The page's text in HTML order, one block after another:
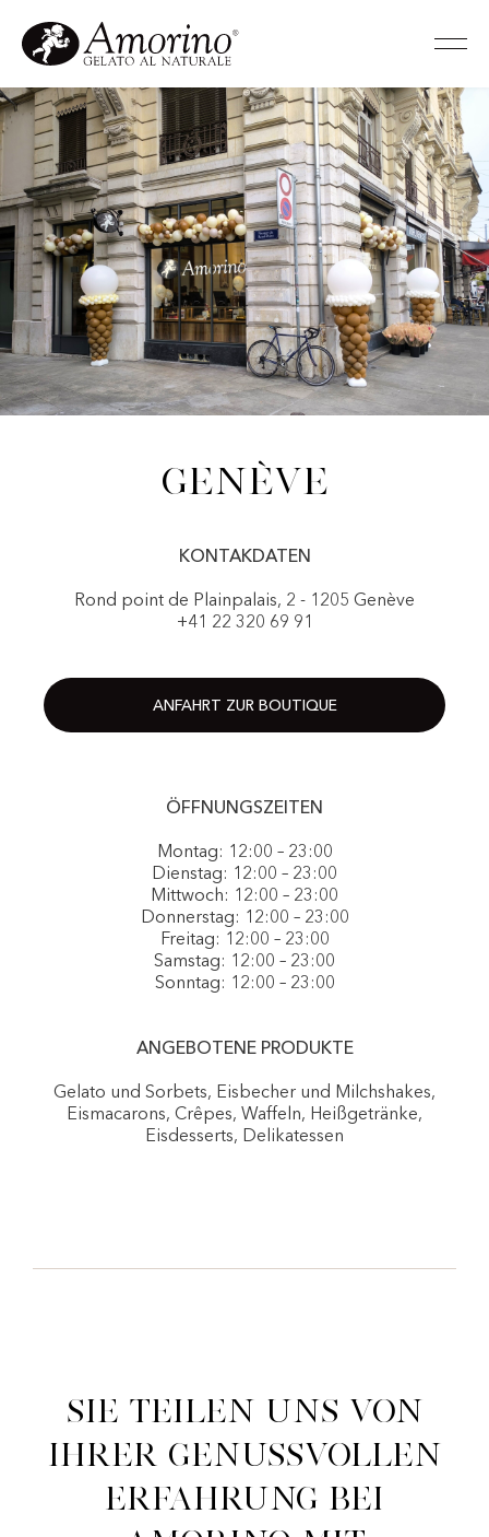
Genève
KONTAKDATEN
Rond point de Plainpalais, 2 - 1205 Genève
+41 22 320 69 91
ANFAHRT ZUR BOUTIQUE
ÖFFNUNGSZEITEN
Montag: 12:00 – 23:00
Dienstag: 12:00 – 23:00
Mittwoch: 12:00 – 23:00
Donnerstag: 12:00 – 23:00
Freitag: 12:00 – 23:00
Samstag: 12:00 – 23:00
Sonntag: 12:00 – 23:00
ANGEBOTENE PRODUKTE
Gelato und Sorbets, Eisbecher und Milchshakes,
Eismacarons, Crêpes, Waffeln, Heißgetränke,
Eisdesserts, Delikatessen
Sie teilen uns von
ihrer genussvollen
Erfahrung bei